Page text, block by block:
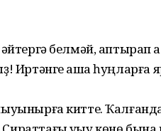
белмәй, аптырап
Иртәнге ашҡа һуңларға
китте.